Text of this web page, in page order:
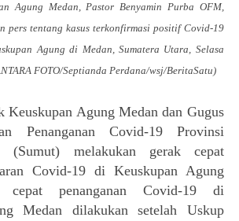
Agung Medan, Pastor Benyamin Purba OFM,
pers tentang kasus terkonfirmasi positif Covid-19
Agung di Medan, Sumatera Utara, Selasa
FOTO/Septianda Perdana/wsj/BeritaSatu)
Keuskupan Agung Medan dan Gugus
Penanganan Covid-19 Provinsi
(Sumut) melakukan gerak cepat
Covid-19 di Keuskupan Agung
cepat penanganan Covid-19 di
Medan dilakukan setelah Uskup